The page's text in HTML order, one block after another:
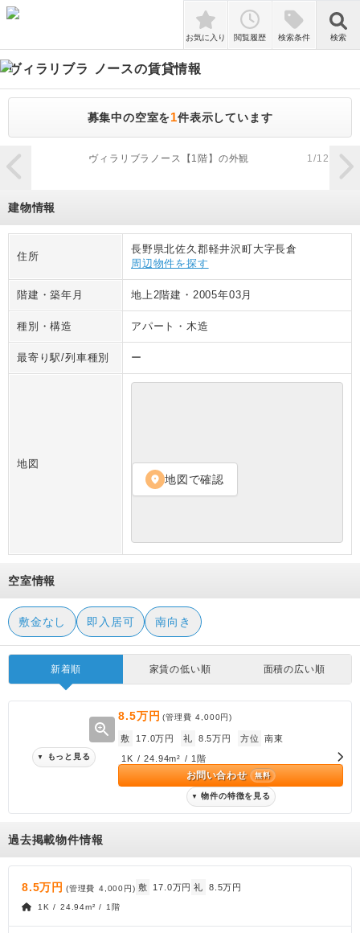
検索
お気に入り 閲覧履歴 検索条件 検索
ヴィラリブラ ノースの賃貸情報
募集中の空室を1件表示しています
zoom_in
ヴィラリブラノース【1階】の外観 1/12
建物情報
住所
長野県北佐久郡軽井沢町大字長倉
周辺物件を探す
階建・築年月 地上2階建 ・ 2005年03月
種別・構造 アパート ・ 木造
最寄り駅/列車種別 ー
地図
location_on 地図で確認
空室情報
敷金なし 即入居可 南向き
新着順 家賃の低い順 面積の広い順
zoom_in
▼ もっと見る
8.5万円 (管理費4,000円)
敷 17.0万円 礼 8.5万円 方位 南東
1K / 24.94m² / 1階
お問い合わせ 無料
▼ 物件の特徴を見る
過去掲載物件情報
8.5万円 (管理費 4,000円) 敷 17.0万円 礼 8.5万円
1K / 24.94m² / 1階